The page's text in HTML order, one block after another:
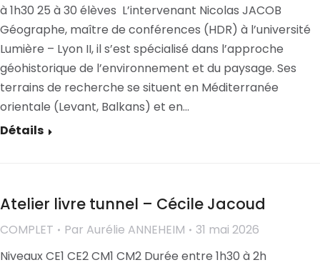
à 1h30 25 à 30 élèves L’intervenant Nicolas JACOB
Géographe, maître de conférences (HDR) à l’université
Lumière – Lyon II, il s’est spécialisé dans l’approche
géohistorique de l’environnement et du paysage. Ses
terrains de recherche se situent en Méditerranée
orientale (Levant, Balkans) et en…
Détails
Atelier livre tunnel – Cécile Jacoud
COMPLET Par Aurélie ANNEHEIM
31 mai 2026
Niveaux CE1 CE2 CM1 CM2 Durée entre 1h30 à 2h